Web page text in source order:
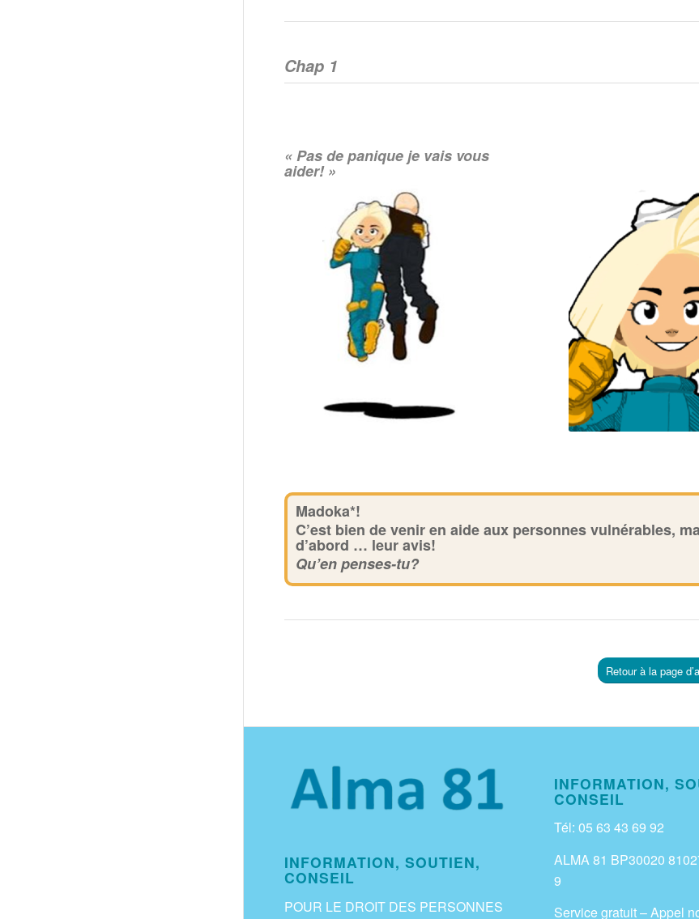
Chap 1
« Pas de panique je vais vous
aider! »
Madoka*!
C’est bien de venir en aide aux personnes vulnérables,
d’abord … leur avis!
Qu’en penses-tu?
Retour à la page
INFORMATION, SOUTIEN,
CONSEIL
POUR LE DROIT DES PERSONNES
INFORMATION,
CONSEIL
Tél: 05 63 43 69 92
ALMA 81 BP30020
9
Service gratuit – Appel